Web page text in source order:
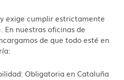
exige cumplir estrictamente
nuestras oficinas de
de que todo esté en
:
Obligatoria en Cataluña